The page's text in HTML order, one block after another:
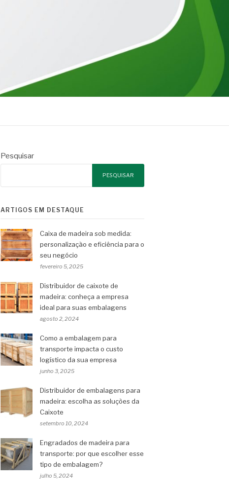
Pesquisar
PESQUISAR
ARTIGOS EM DESTAQUE
Caixa de madeira sob medida:
personalização e eficiência para o
seu negócio
fevereiro 5, 2025
Distribuidor de caixote de
madeira: conheça a empresa
ideal para suas embalagens
agosto 2, 2024
Como a embalagem para
transporte impacta o custo
logístico da sua empresa
junho 3, 2025
Distribuidor de embalagens para
madeira: escolha as soluções da
Caixote
setembro 10, 2024
Engradados de madeira para
transporte: por que escolher esse
tipo de embalagem?
julho 5, 2024